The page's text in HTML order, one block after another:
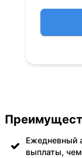
Ежедневный
выплаты,